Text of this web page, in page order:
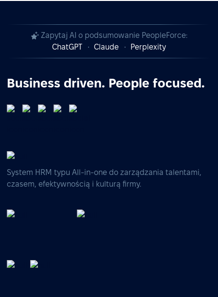
Zapytaj AI o podsumowanie PeopleForce:
ChatGPT
Claude Perplexity
Business driven. People focused.
System HRM typu All-in-one do zarządzania talentami,
czasem, efektywnością i kulturą firmy.